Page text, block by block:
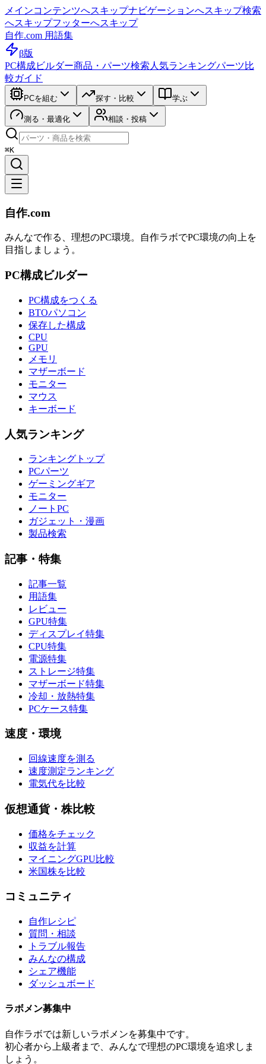
メインコンテンツへスキップナビゲーションへスキップ検索
へスキップフッターへスキップ
自作.com 用語集
β版
PC構成ビルダー商品・パーツ検索 人気ランキングパーツ比
較ガイド
PCを組む 探す・比較 学ぶ
測る・最適化 相談・投稿
⌘K
自作.com
みんなで作る、理想のPC環境。 自作ラボでPC環境の向上を
目指しましょう。
PC構成ビルダー
PC構成をつくる
BTOパソコン
保存した構成
CPU
GPU
メモリ
マザーボード
モニター
マウス
キーボード
人気ランキング
ランキングトップ
PCパーツ
ゲーミングギア
モニター
ノートPC
ガジェット・漫画
製品検索
記事・特集
記事一覧
用語集
レビュー
GPU特集
ディスプレイ特集
CPU特集
電源特集
ストレージ特集
マザーボード特集
冷却・放熱特集
PCケース特集
速度・環境
回線速度を測る
速度測定ランキング
電気代を比較
仮想通貨・株比較
価格をチェック
収益を計算
マイニングGPU比較
米国株を比較
コミュニティ
自作レシピ
質問・相談
トラブル報告
みんなの構成
シェア機能
ダッシュボード
ラボメン募集中
自作ラボでは新しいラボメンを募集中です。
初心者から上級者まで、みんなで理想のPC環境を追求しま
しょう。